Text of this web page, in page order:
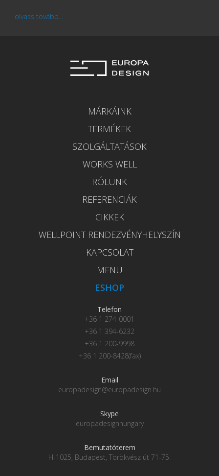
olvass tovább...
MÁRKÁINK
TERMÉKEK
SZOLGÁLTATÁSOK
WORKS WELL
RÓLUNK
REFERENCIÁK
CIKKEK
WELLPOINT RENDEZVÉNYHELYSZÍN
KAPCSOLAT
MENU
ESHOP
Telefon
+36 1 274-0001
+36 1 394-6232
+36 1 200-9998
+36 1 200-8428(fax)
Email
europadesign@europadesign.hu
Skype
europadesignhungary
Bemutatóterem
H-1025, Budapest, Törökvész út 71-75.